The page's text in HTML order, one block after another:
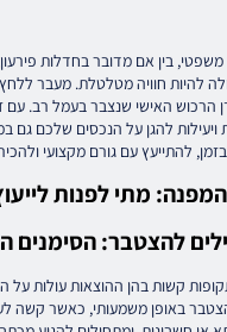
בין אם מדובר בחדלות
להיות חוויה מטלטלת. מעבר ללחץ
הרכוש האישי שנצבר בעמל רב. עם
ויעילות להגן על הנכסים שלכם גם
להתייעץ עם גורם מקצועי
מתי לפנות
להצטבר: הסימנים
תקופות קשות בהן ההוצאות עולות
באופן משמעותי, כאשר קשה